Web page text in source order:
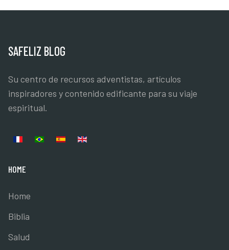
SAFELIZ BLOG
Su centro de recursos adventistas, artículos
inspiradores y contenido edificante para su viaje
espiritual.
Seleccione su idioma
HOME
Home
Biblia
Salud